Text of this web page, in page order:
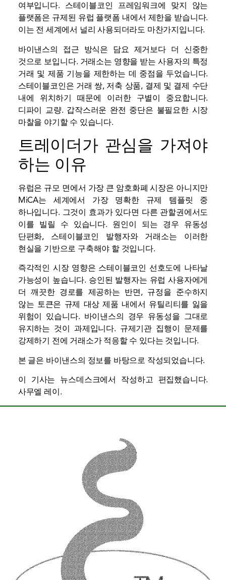
여부입니다. 스테이블코인 프레임워크에 맞지 않는
플랫폼은 규제된 유럽 플랫폼 내에서 제한을 받습니다.
이는 전 세계에서 널리 사용되더라도 마찬가지입니다.
바이낸스의 접근 방식은 담요 제거보다 더 신중한
것으로 보입니다. 거래소는 영향을 받는 사용자의 특정
거래 및 제품 기능을 제한하는 데 중점을 두었습니다.
스테이블코인은 거래 쌍, 저축 상품, 결제 및 결제 수단
내에 위치하기 때문에 이러한 구별이 중요합니다.
디파이 교량. 갑작스러운 완전 중단은 불필요한 시장
마찰을 야기할 수 있습니다.
트레이더가 관심을 가져야
하는 이유
유럽은 규모 면에서 가장 큰 암호화폐 시장은 아니지만
MiCA는 세계에서 가장 명확한 규제 템플릿 중
하나입니다. 그것이 효과가 있다면 다른 관할권에서도
이를 빌릴 수 있습니다. 원인이 되는 경우 유동성
단편화, 스테이블코인 발행자와 거래소는 이러한
현실을 기반으로 구축해야 할 것입니다.
즉각적인 시장 영향은 스테이블코인 선호도에 나타날
가능성이 높습니다. 승인된 발행자는 유럽 사용자에게
더 깨끗한 경로를 제공하는 반면, 규정을 준수하지
않는 토큰은 규제 대상 제품 내에서 유틸리티를 잃을
위험이 있습니다. 바이낸스의 경우 유동성을 그대로
유지하는 것이 과제입니다. 규제기관 집행이 문제를
강제하기 전에 거래소가 적응할 수 있다는 것입니다.
본 글은 바이낸스의 정보를 바탕으로 작성되었습니다.
이 기사는 뉴스데스크에서 작성하고 편집했습니다.
사무엘 레이 .